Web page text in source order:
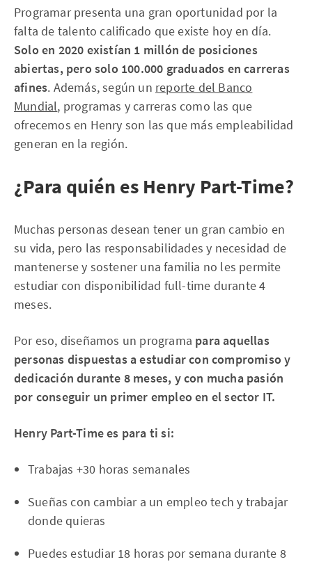
Programar presenta una gran oportunidad por la
falta de talento calificado que existe hoy en día.
Solo en 2020 existían 1 millón de posiciones
abiertas, pero solo 100.000 graduados en carreras
afines. Además, según un reporte del Banco
Mundial, programas y carreras como las que
ofrecemos en Henry son las que más empleabilidad
generan en la región.
¿Para quién es Henry Part-Time?
Muchas personas desean tener un gran cambio en
su vida, pero las responsabilidades y necesidad de
mantenerse y sostener una familia no les permite
estudiar con disponibilidad full-time durante 4
meses.
Por eso, diseñamos un programa para aquellas
personas dispuestas a estudiar con compromiso y
dedicación durante 8 meses, y con mucha pasión
por conseguir un primer empleo en el sector IT.
Henry Part-Time es para ti si:
Trabajas +30 horas semanales
Sueñas con cambiar a un empleo tech y trabajar
donde quieras
Puedes estudiar 18 horas por semana durante 8